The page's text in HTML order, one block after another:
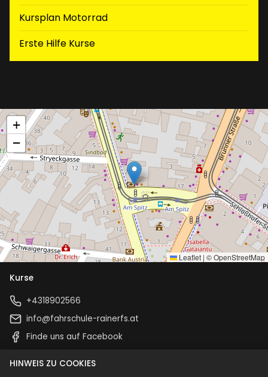
Kursplan Motorrad(aktiv)
Erste Hilfe Kurse
+
−
Leaflet | ©OpenStreetMap
Kurse
+4318902566
info@fahrschule-rainerfs.at
Finde uns auf Facebook
SCS-Login G3-Login
HINWEIS ZU COOKIES